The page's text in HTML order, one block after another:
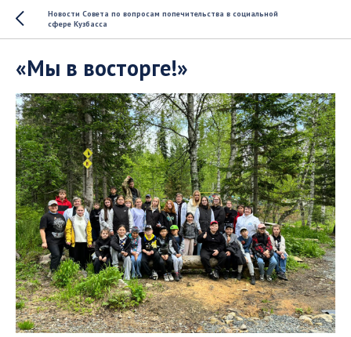
Новости Совета по вопросам попечительства в социальной
сфере Кузбасса
«Мы в восторге!»